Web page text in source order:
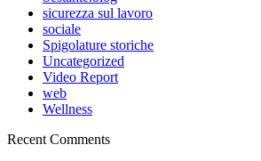
sicurezza sul lavoro
sociale
Spigolature storiche
Uncategorized
Video Report
web
Wellness
Recent Comments